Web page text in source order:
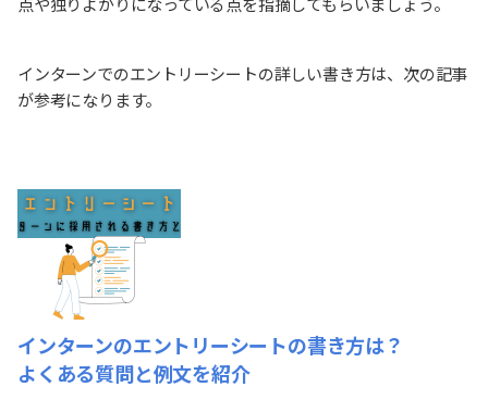
インターンでのエントリーシートの詳しい書き方は、次の記事
が参考になります。
インターンのエントリーシートの書き方は？
よくある質問と例文を紹介